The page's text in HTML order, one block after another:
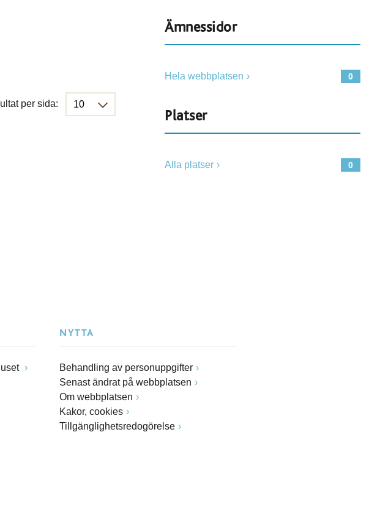
per sida:
Ämnessidor
0
Hela webbplatsen
Platser
0
Alla platser
NYTTA
Behandling av personuppgifter
Senast ändrat på webbplatsen
Om webbplatsen
Kakor, cookies
Tillgänglighetsredogörelse